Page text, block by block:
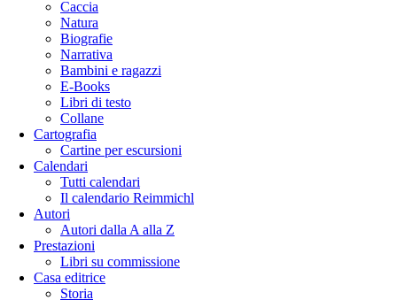
Caccia
Natura
Biografie
Narrativa
Bambini e ragazzi
E-Books
Libri di testo
Collane
Cartografia
Cartine per escursioni
Calendari
Tutti calendari
Il calendario Reimmichl
Autori
Autori dalla A alla Z
Prestazioni
Libri su commissione
Casa editrice
Storia